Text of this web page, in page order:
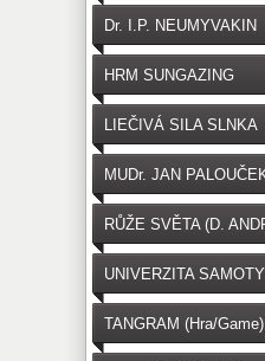
Dr. I.P. NEUMYVAKIN
HRM SUNGAZING
LIEČIVÁ SILA SLNKA
MUDr. JAN
RŮŽE SVĚTA (D.
UNIVERZITA SAMOTY
TANGRAM (Hra/Game)